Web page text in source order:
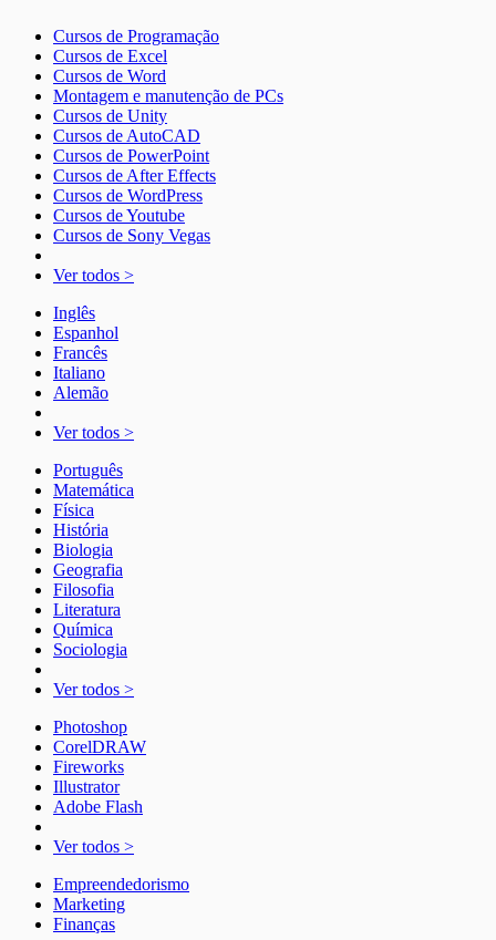
Cursos de Programação
Cursos de Excel
Cursos de Word
Montagem e manutenção de PCs
Cursos de Unity
Cursos de AutoCAD
Cursos de PowerPoint
Cursos de After Effects
Cursos de WordPress
Cursos de Youtube
Cursos de Sony Vegas
Ver todos >
Inglês
Espanhol
Francês
Italiano
Alemão
Ver todos >
Português
Matemática
Física
História
Biologia
Geografia
Filosofia
Literatura
Química
Sociologia
Ver todos >
Photoshop
CorelDRAW
Fireworks
Illustrator
Adobe Flash
Ver todos >
Empreendedorismo
Marketing
Finanças